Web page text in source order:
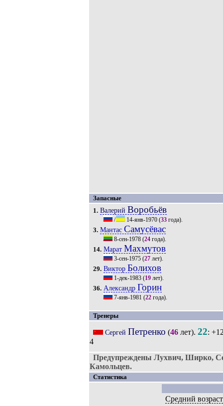
Запасные
1. Валерий Воробьёв
/ 14-янв-1970(33года).
3. Мантас Самусёвас
8-сен-1978(24года).
14. Марат Махмутов
3-сен-1975(27лет).
29. Виктор Болихов
1-дек-1983(19лет).
36. Александр Горин
7-янв-1981 (22года).
Тренеры
Сергей Петренко (46лет). 22:
4
Предупреждены Лухвич, Ширко,
Камольцев.
Статистика
Средний возраст